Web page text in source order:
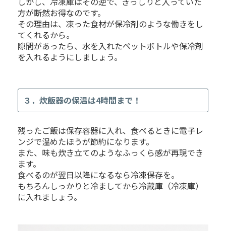
方が断然お得なのです。
その理由は、凍った食材が保冷剤のような働きをし
てくれるから。
隙間があったら、水を入れたペットボトルや保冷剤
を入れるようにしましょう。
３．炊飯器の保温は4時間まで！
残ったご飯は保存容器に入れ、食べるときに電子レ
ンジで温めたほうが節約になります。
また、味も炊き立てのようなふっくら感が再現でき
ます。
食べるのが翌日以降になるなら冷凍保存を。
もちろんしっかりと冷ましてから冷蔵庫（冷凍庫）
に入れましょう。